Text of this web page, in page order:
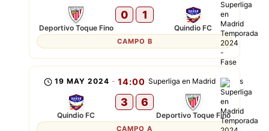
Deportivo Toque Fino
0 1
Quindio FC
CAMPO B
Superliga en Madrid
19 MAY 2024 - 14:00
Quindio FC
3 6
Deportivo Toque Fino
CAMPO A